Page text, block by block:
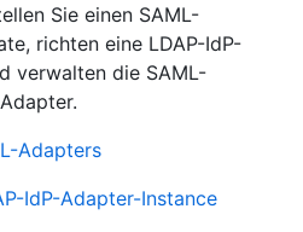
Sie einen SAML-
richten eine LDAP-IdP-
verwalten die SAML-
Adapters
IdP-Adapter-Instance